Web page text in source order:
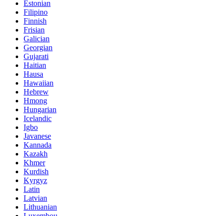
Estonian
Filipino
Finnish
Frisian
Galician
Georgian
Gujarati
Haitian
Hausa
Hawaiian
Hebrew
Hmong
Hungarian
Icelandic
Igbo
Javanese
Kannada
Kazakh
Khmer
Kurdish
Kyrgyz
Latin
Latvian
Lithuanian